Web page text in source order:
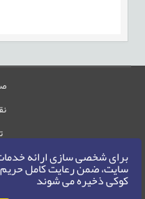
برای شخصی سازی ارائه
سایت، ضمن رعایت کامل
کوکی ذخیره می شوند
حقوق این